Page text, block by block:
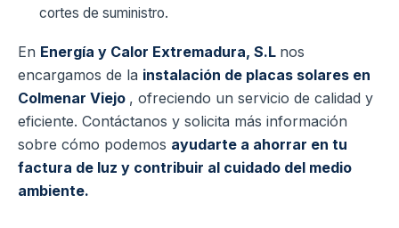
cortes de suministro.
En Energía y Calor Extremadura, S.L nos
encargamos de la instalación de placas solares en
Colmenar Viejo , ofreciendo un servicio de calidad y
eficiente. Contáctanos y solicita más información
sobre cómo podemos ayudarte a ahorrar en tu
factura de luz y contribuir al cuidado del medio
ambiente.